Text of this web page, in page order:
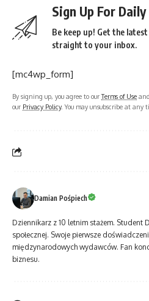
Sign Up For
Be keep up! Get the
straight to your inbox.
[mc4wp_form]
By signing up, you agree to ourTerms of Use
our Privacy Policy. You may unsubscribe at any
Damian Pośpiech
Dziennikarz z 10 letnim stażem. Student
społecznej. Swoje pierwsze
międzynarodowych wydawców. Fan
biznesu.